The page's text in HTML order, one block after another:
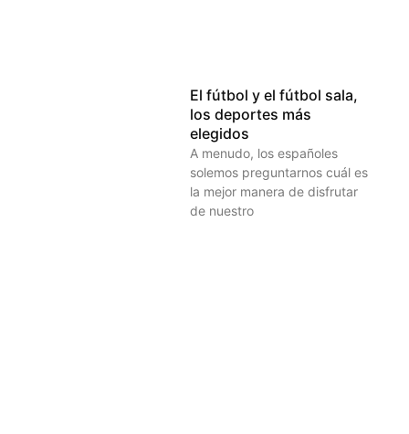
El fútbol y el fútbol sala,
los deportes más
elegidos
A menudo, los españoles
solemos preguntarnos cuál es
la mejor manera de disfrutar
de nuestro